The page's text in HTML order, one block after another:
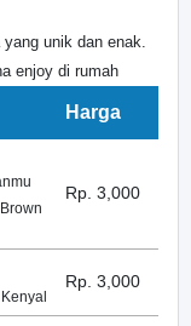
yang unik dan enak.
enjoy di rumah
Harga
Rp. 3,000
Rp. 3,000